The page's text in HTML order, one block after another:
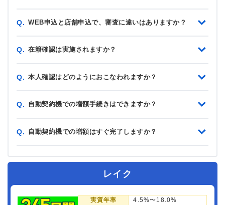
Q. WEB申込と店舗申込で、審査に違いはありますか？
Q. 在籍確認は実施されますか？
Q. 本人確認はどのようにおこなわれますか？
Q. 自動契約機での増額手続きはできますか？
Q. 自動契約機での増額はすぐ完了しますか？
レイク
実質年率 4.5%〜18.0%